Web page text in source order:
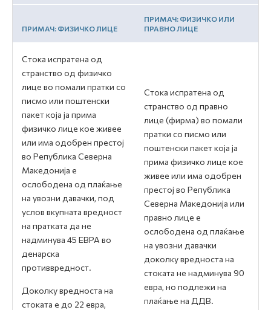
ПРИМАЧ: ФИЗИЧКО ЛИЦЕ
ПРИМАЧ: ФИЗИЧКО ИЛИ
ПРАВНО ЛИЦЕ
Стока испратена од
странство од физичко
лице во помали пратки со
писмо или поштенски
пакет која ја прима
физичко лице кое живее
или има одобрен престој
во Република Северна
Македонија е
ослободена од плаќање
на увозни давачки, под
услов вкупната вредност
на пратката да не
надминува 45 ЕВРА во
денарска
противвредност.
Доколку вредноста на
стоката е дo 22 евра,
Стока испратена од
странство од правно
лице (фирма) во помали
пратки со писмо или
поштенски пакет која ја
прима физичко лице кое
живее или има одобрен
престој во Република
Северна Македонија или
правно лице е
ослободена од плаќање
на увозни давачки
доколку вредноста на
стоката не надминува 90
евра, но подлежи на
плаќање на ДДВ.